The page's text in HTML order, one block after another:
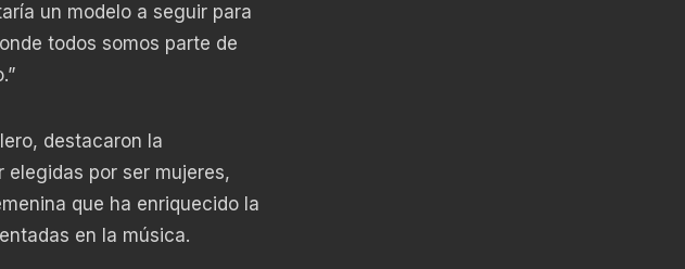
un modelo a seguir para
todos somos parte de
destacaron la
elegidas por ser mujeres,
que ha enriquecido la
en la música.